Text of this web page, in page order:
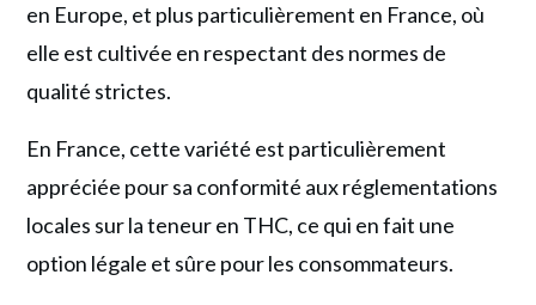
en Europe, et plus particulièrement en France, où
elle est cultivée en respectant des normes de
qualité strictes.
En France, cette variété est particulièrement
appréciée pour sa conformité aux réglementations
locales sur la teneur en THC, ce qui en fait une
option légale et sûre pour les consommateurs.